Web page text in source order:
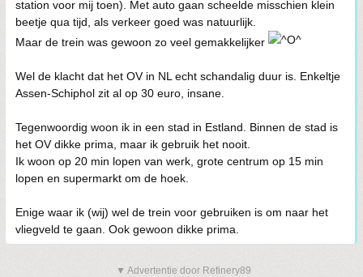
station voor mij toen). Met auto gaan scheelde misschien klein
beetje qua tijd, als verkeer goed was natuurlijk.
Maar de trein was gewoon zo veel gemakkelijker
Wel de klacht dat het OV in NL echt schandalig duur is. Enkeltje
Assen-Schiphol zit al op 30 euro, insane.
Tegenwoordig woon ik in een stad in Estland. Binnen de stad is
het OV dikke prima, maar ik gebruik het nooit.
Ik woon op 20 min lopen van werk, grote centrum op 15 min
lopen en supermarkt om de hoek.
Enige waar ik (wij) wel de trein voor gebruiken is om naar het
vliegveld te gaan. Ook gewoon dikke prima.
▼ Advertentie door Refinery89